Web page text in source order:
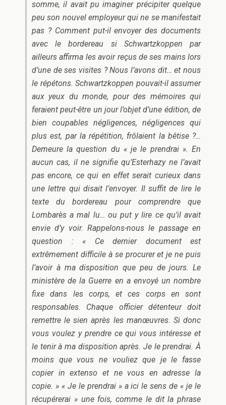
somme, il avait pu imaginer précipiter quelque
peu son nouvel employeur qui ne se manifestait
pas ? Comment put-il envoyer des documents
avec le bordereau si Schwartzkoppen par
ailleurs affirma les avoir reçus de ses mains lors
d’une de ses visites ? Nous l’avons dit… et nous
le répétons. Schwartzkoppen pouvait-il assumer
aux yeux du monde, pour des mémoires qui
feraient peut-être un jour l’objet d’une édition, de
bien coupables négligences, négligences qui
plus est, par la répétition, frôlaient la bêtise ?…
Demeure la question du « je le prendrai ». En
aucun cas, il ne signifie qu’Esterhazy ne l’avait
pas encore, ce qui en effet serait curieux dans
une lettre qui disait l’envoyer. Il suffit de lire le
texte du bordereau pour comprendre que
Lombarès a mal lu… ou put y lire ce qu’il avait
envie d’y voir. Rappelons-nous le passage en
question : « Ce dernier document est
extrêmement difficile à se procurer et je ne puis
l’avoir à ma disposition que peu de jours. Le
ministère de la Guerre en a envoyé un nombre
fixe dans les corps, et ces corps en sont
responsables. Chaque officier détenteur doit
remettre le sien après les manœuvres. Si donc
vous voulez y prendre ce qui vous intéresse et
le tenir à ma disposition après. Je le prendrai. À
moins que vous ne vouliez que je le fasse
copier in extenso et ne vous en adresse la
copie. » « Je le prendrai » a ici le sens de « je le
récupérerai » une fois, comme le dit la phrase